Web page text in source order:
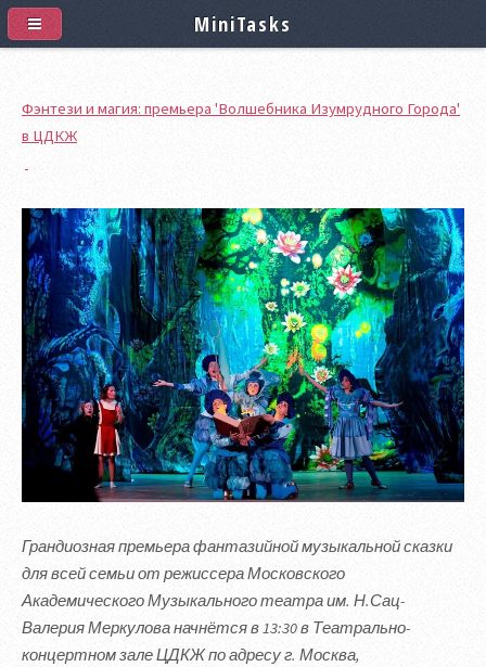
Фэнтези и магия: премьера 'Волшебника Изумрудного Города'
в ЦДКЖ
Грандиозная премьера фантазийной музыкальной сказки
для всей семьи от режиссера Московского
Академического Музыкального театра им. Н.Сац-
Валерия Меркулова начнётся в 13:30 в Театрально-
концертном зале ЦДКЖ по адресу г. Москва,
MiniTasks